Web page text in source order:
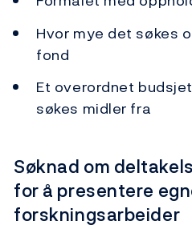
Hvor mye det søkes
fond
Et overordnet
søkes midler fra
Søknad om
for å presentere
forskningsarbeider